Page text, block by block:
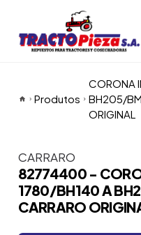
Produtos
CORONA
BH205/
ORIGINAL
Itens da Galeria
CARRARO
82774400 -
1780/BH140 A
CARRARO